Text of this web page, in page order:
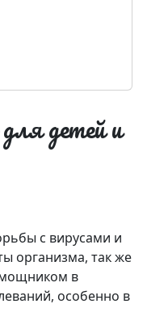
детей и
с вирусами и
организма, так же
в
особенно в